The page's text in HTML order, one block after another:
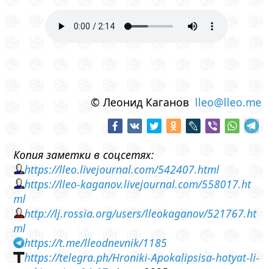
© Леонид Каганов lleo@lleo.me
Копия заметки в соцсетях:
https://lleo.livejournal.com/542407.html
https://lleo-kaganov.livejournal.com/558017.ht
ml
http://lj.rossia.org/users/lleokaganov/521767.ht
ml
https://t.me/lleodnevnik/1185
https://telegra.ph/Hroniki-Apokalipsisa-hotyat-li-